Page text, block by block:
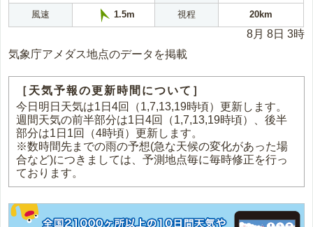
風速 1.5m 視程 20km
8月 8日 3時
気象庁アメダス地点のデータを掲載
［天気予報の更新時間について］
今日明日天気は1日4回（1,7,13,19時頃）更新します。
週間天気の前半部分は1日4回（1,7,13,19時頃）、後半
部分は1日1回（4時頃）更新します。
※数時間先までの雨の予想(急な天候の変化があった場
合など)につきましては、予測地点毎に毎時修正を行っ
ております。